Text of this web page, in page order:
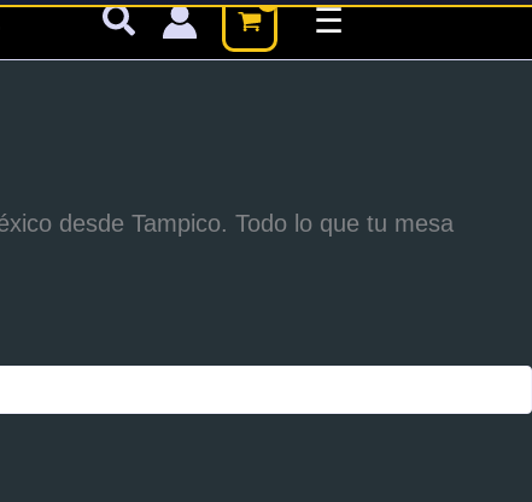
☰
desde Tampico. Todo lo que tu mesa